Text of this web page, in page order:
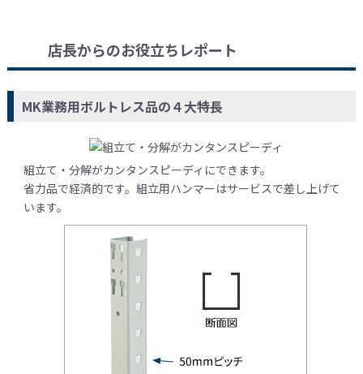
店長からのお役立ちレポート
MK業務用ボルトレス品の４大特長
組立て・分解がカンタンスピーディにできます。
省力品で経済的です。組立用ハンマーはサービスで差し上げて
います。